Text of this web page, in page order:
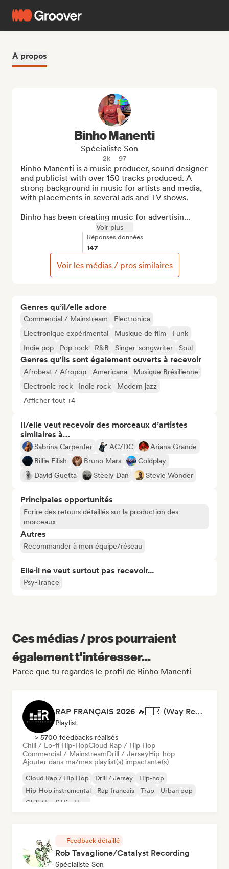
À propos
Genres qu’il/elle adore
Commercial / Mainstream
Electronica
Electronique expérimental
Musique de film
Funk
Indie pop
Pop rock R&B Singer-songwriter Soul
Genres qu'ils sont également ouverts à recevoir
Afrobeat / Afropop Americana
Musique Brésilienne
Electronic rock
Indie rock
Modern jazz
Afficher tout +4
Il/elle veut recevoir des morceaux d’artistes
similaires à…
Sabrina Carpenter AC/DC
Ariana Grande
Billie Eilish
Bruno Mars
Coldplay
David Guetta
Steely Dan Stevie Wonder
Principales opportunités
Ecrire des retours détaillés sur la production des
morceaux
Autres
Recommander à mon équipe/réseau
Elle·il ne veut surtout pas recevoir...
Psy-Trance
Binho Manenti
Spécialiste Son
2k 97
Binho Manenti is a music producer, sound designer
and publicist with over 150 tracks produced. A
strong background in music for artists and media,
with placements in several ads and TV shows.
Binho has been creating music for advertisin...
Voir plus
Réponses données
147
Voir les médias / pros similaires
Ces médias / pros pourraient
également t'intéresser...
Parce que tu regardes le profil de Binho Manenti
RAP FRANÇAIS 2026 🔥🇫🇷 (Way Records)
Playlist
> 5700 feedbacks réalisés
Chill / Lo-fi Hip-HopCloud Rap / Hip Hop
Commercial / MainstreamDrill / JerseyHip-hop
Ajouter dans ma/mes playlist(s) impactante(s)
Cloud Rap / Hip Hop Drill / Jersey
Hip-hop
Hip-Hop instrumental
Rap francais Trap
Urban pop
Chill / Lo-fi Hip-Hop
Feedback détaillé
Rob Tavaglione/Catalyst Recording
Spécialiste Son